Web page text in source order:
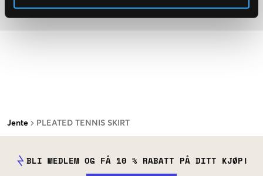
Jente PLEATED TENNIS SKIRT
BLI MEDLEM OG FÅ 10 % RABATT PÅ DITT KJØP!